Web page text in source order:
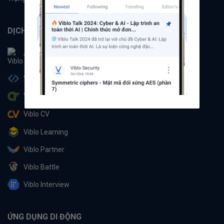
DỊCH VỤ
Viblo
Viblo Code
Viblo CTF
Viblo CV
Viblo Learning
Viblo Partner
Viblo Battle
Viblo Interview
ỨNG DỤNG DI ĐỘNG